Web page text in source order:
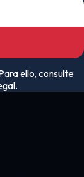
ello, consulte